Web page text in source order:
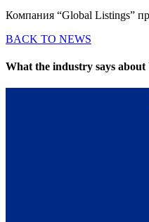
Компания “Global Listings”
BACK TO NEWS
What the industry says about